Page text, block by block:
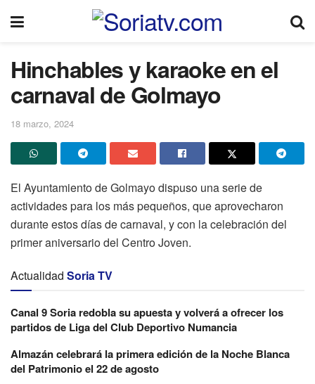
Hinchables y karaoke en el
carnaval de Golmayo
18 marzo, 2024
El Ayuntamiento de Golmayo dispuso una serie de
actividades para los más pequeños, que aprovecharon
durante estos días de carnaval, y con la celebración del
primer aniversario del Centro Joven.
Actualidad Soria TV
Canal 9 Soria redobla su apuesta y volverá a ofrecer los
partidos de Liga del Club Deportivo Numancia
Almazán celebrará la primera edición de la Noche Blanca
del Patrimonio el 22 de agosto